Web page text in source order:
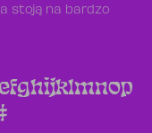
stoją na bardzo
fghijklmnop